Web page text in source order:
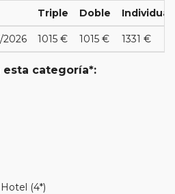
Triple Doble Individual
2026 1015 € 1015 € 1331 €
categoría*:
(4*)